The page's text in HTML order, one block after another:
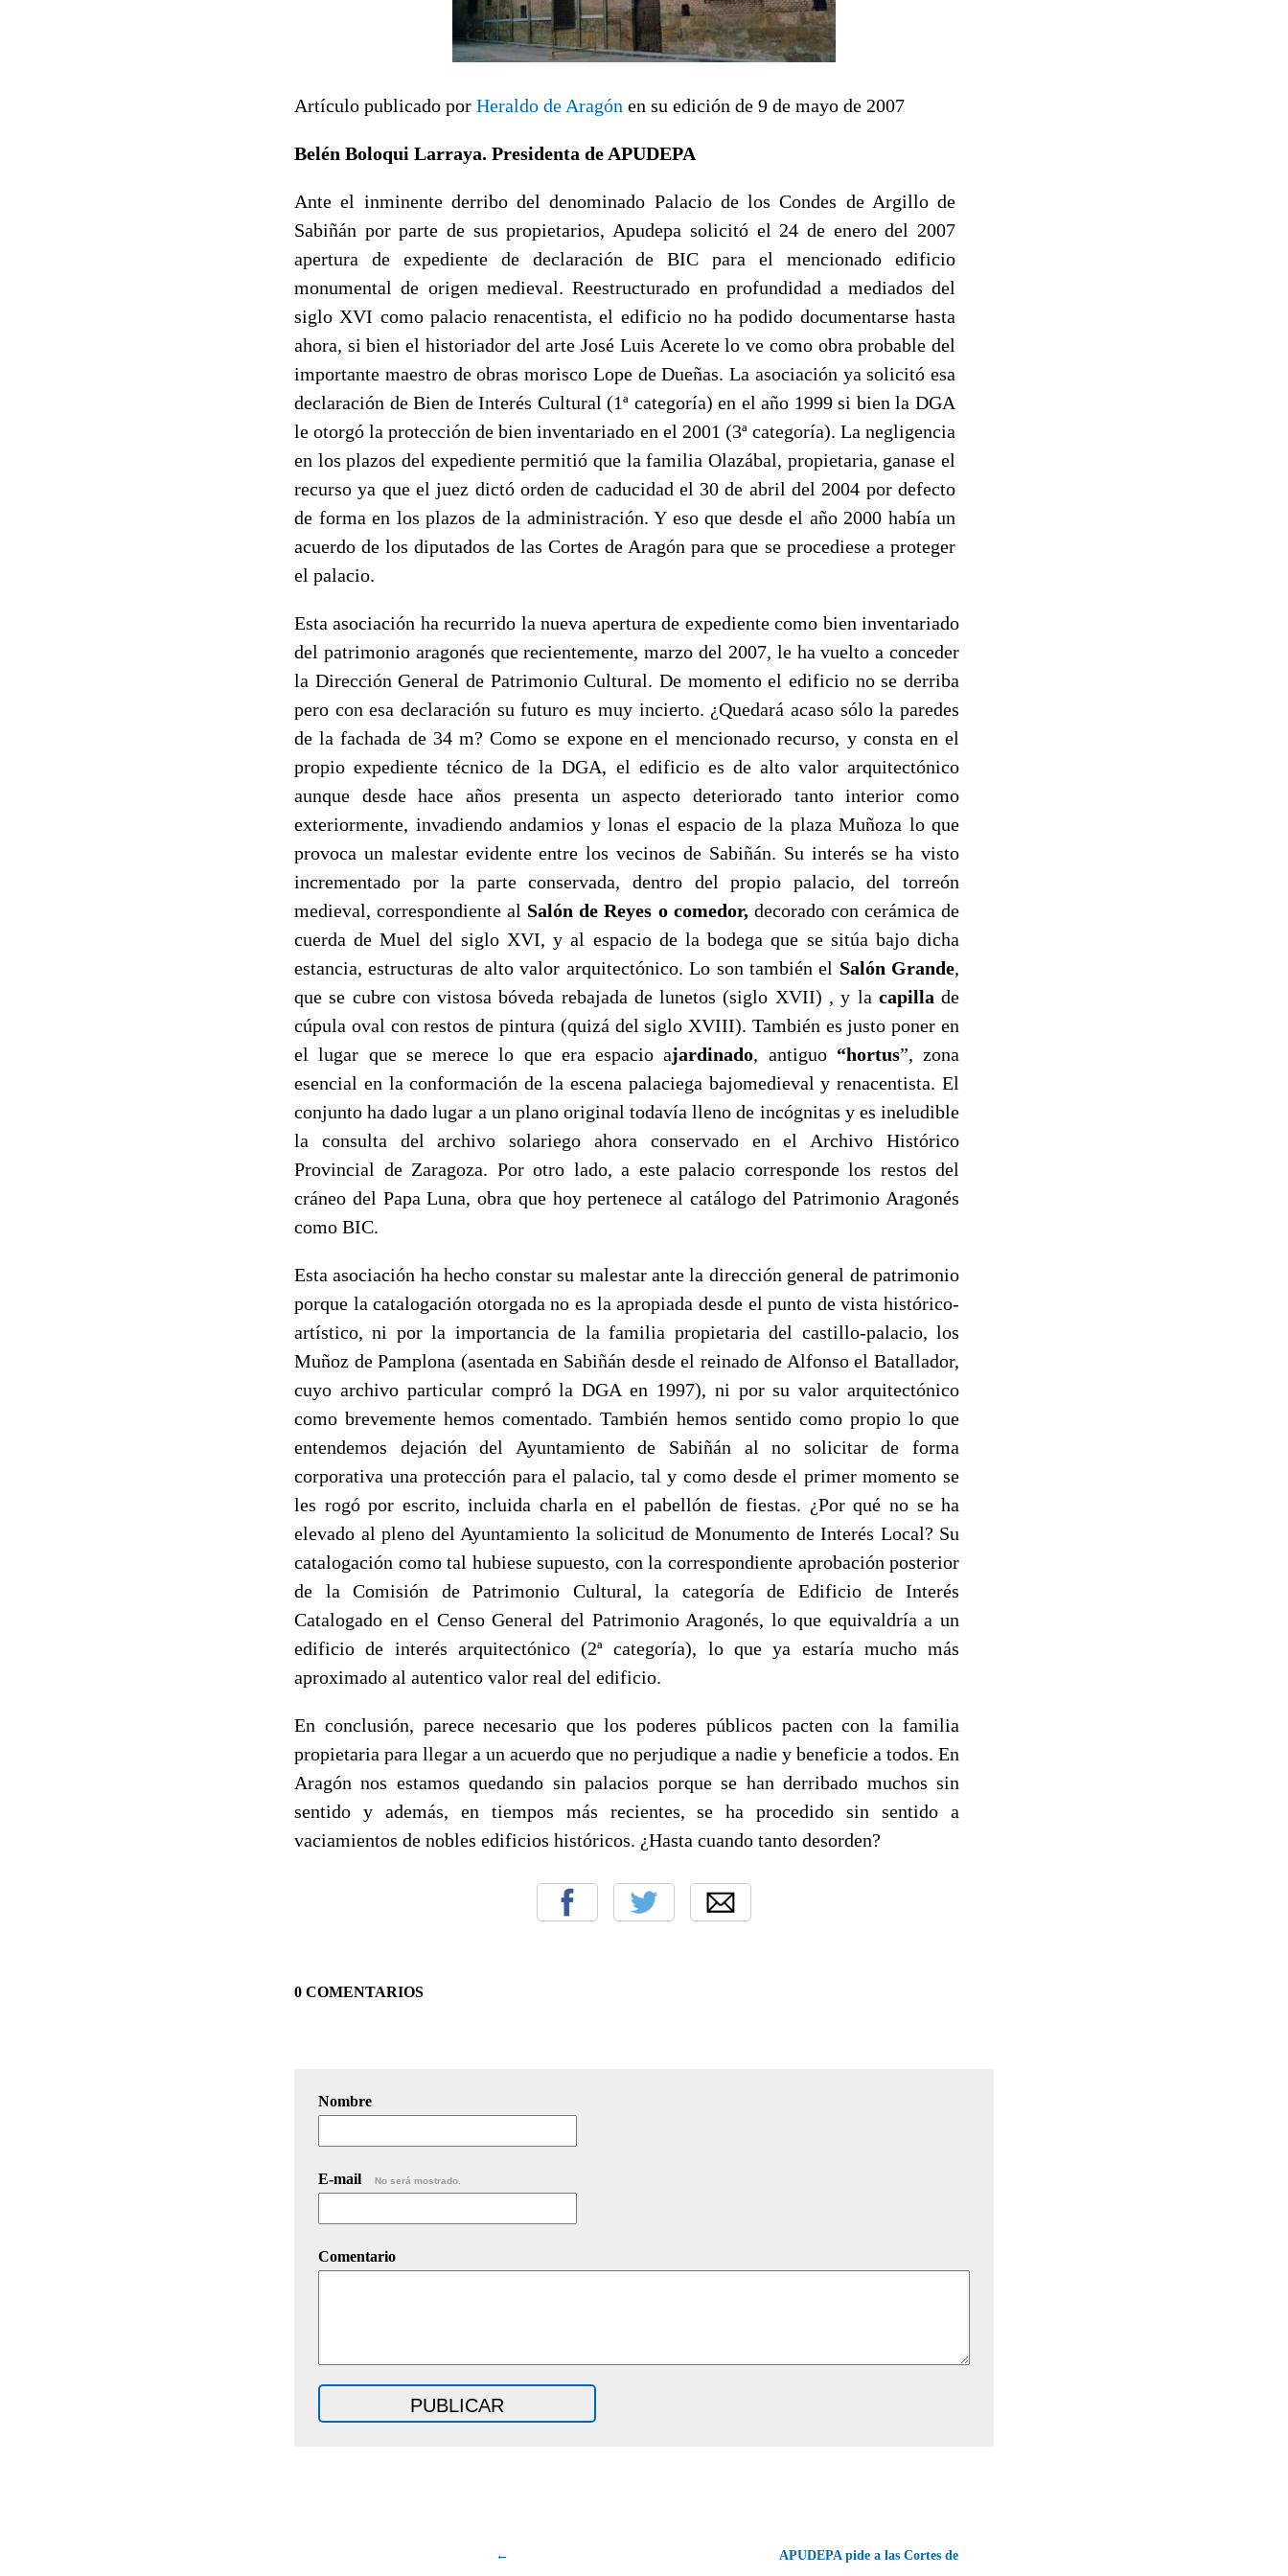
Artículo publicado por Heraldo de Aragón en su edición de 9 de mayo de 2007
Belén Boloqui Larraya. Presidenta de APUDEPA
Ante el inminente derribo del denominado Palacio de los Condes de Argillo de
Sabiñán por parte de sus propietarios, Apudepa solicitó el 24 de enero del 2007
apertura de expediente de declaración de BIC para el mencionado edificio
monumental de origen medieval. Reestructurado en profundidad a mediados del
siglo XVI como palacio renacentista, el edificio no ha podido documentarse hasta
ahora, si bienel historiador del arte José Luis Acerete lo ve como obra probable del
importante maestro de obras morisco Lope de Dueñas. La asociación ya solicitó esa
declaración de Bien de Interés Cultural(1ª categoría) en el año 1999 si bien la DGA
le otorgó la protección de bien inventariado en el 2001 (3ª categoría). La negligencia
en los plazos del expediente permitió que la familia Olazábal, propietaria, ganase el
recursoya que el juez dictó orden de caducidad el 30 de abril del 2004 por defecto
de forma en los plazos de la administración. Y eso que desde el año 2000 había un
acuerdo de los diputados de las Cortes de Aragón para que se procediese a proteger
el palacio.
Esta asociación ha recurrido la nueva apertura de expediente como bien inventariado
del patrimonio aragonés que recientemente, marzo del 2007, le ha vuelto a conceder
la Dirección General de Patrimonio Cultural. De momento el edificio no se derriba
pero con esa declaración su futuro es muy incierto. ¿Quedará acaso sólo la paredes
de la fachada de 34 m? Como se expone en el mencionado recurso, y consta en el
propio expediente técnico de la DGA, el edificio es de alto valor arquitectónico
aunque desde hace años presenta
un aspecto deteriorado tanto interior como
exteriormente, invadiendo andamios y lonas el espacio de la plaza Muñoza lo que
provoca un malestar evidente entre los vecinos de Sabiñán. Su interés se ha visto
incrementado por la parte conservada, dentro del propio palacio, del torreón
medieval, correspondiente al Salón de Reyes o comedor,decorado con cerámica de
cuerda de Muel del siglo XVI,y al espacio de la bodega que se sitúa bajo dicha
estancia, estructuras de alto valor arquitectónico. Lo son también el Salón Grande,
que se cubre con vistosa bóveda rebajada de lunetos (siglo XVII) , y la capilla de
cúpula oval con restos de pintura (quizá del siglo XVIII). También es justo poner en
el lugar que se merece lo que era espacioajardinado, antiguo “hortus”, zona
esencial en la conformación de la escena palaciega bajomedieval y renacentista. El
conjunto ha dado lugar a un plano original todavía lleno de incógnitas y es ineludible
la consulta del archivo solariego ahora conservado en el Archivo Histórico
Provincial de Zaragoza. Por otro lado, a este palacio corresponde los restos del
cráneo del Papa Luna, obra que hoy pertenece al catálogo del Patrimonio Aragonés
como BIC.
Esta asociación ha hecho constar su malestar ante la dirección general de patrimonio
porque la catalogación otorgada no es la apropiada desde el punto de vista histórico-
artístico, ni por la importancia de la familia propietaria del castillo-palacio, los
Muñoz de Pamplona (asentada en Sabiñán desde el reinado de Alfonso el Batallador,
cuyo archivo particular compró la DGA en 1997), ni por su valor arquitectónico
como brevemente hemos comentado.También hemos sentido como propio lo que
entendemos dejación del Ayuntamiento de Sabiñán al no solicitar de forma
corporativa una protección para el palacio, tal y como desde el primer momento se
les rogó por escrito, incluida charla en el pabellón de fiestas. ¿Por qué no se ha
elevado al pleno del Ayuntamiento la solicitud de Monumento de Interés Local? Su
catalogación como tal hubiese supuesto, con la correspondiente aprobación posterior
de la Comisión de Patrimonio Cultural,
la categoría de Edificio de Interés
Catalogado en el Censo General del Patrimonio Aragonés, lo que equivaldría a un
edificio de interés arquitectónico (2ª categoría), lo que ya estaría mucho más
aproximado al autentico valor real del edificio.
En conclusión, parece necesario que los poderes públicos pacten con la familia
propietaria para llegar a un acuerdo que no perjudique a nadie y beneficie a todos. En
Aragón nos estamos quedando sin palacios porque se han derribado muchos sin
sentido y además, en tiempos más recientes, se ha procedido sin sentido a
vaciamientos de nobles edificios históricos. ¿Hasta cuando tanto desorden?
0 COMENTARIOS
Nombre
E-mail No será mostrado.
Comentario
←
APUDEPA pide a las Cortes de